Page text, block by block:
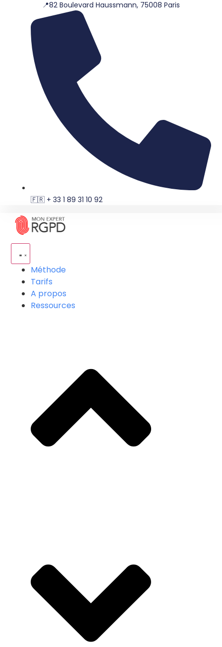
📍82 Boulevard Haussmann, 75008 Paris
🇫🇷 + 33 1 89 31 10 92
Méthode
Tarifs
A propos
Ressources